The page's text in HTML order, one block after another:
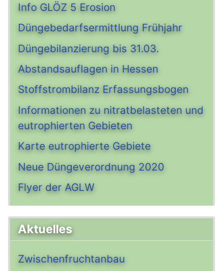
Info GLÖZ 5 Erosion
Düngebedarfsermittlung Frühjahr
Düngebilanzierung bis 31.03.
Abstandsauflagen in Hessen
Stoffstrombilanz Erfassungsbogen
Informationen zu nitratbelasteten und
eutrophierten Gebieten
Karte eutrophierte Gebiete
Neue Düngeverordnung 2020
Flyer der AGLW
Aktuelles
Zwischenfruchtanbau